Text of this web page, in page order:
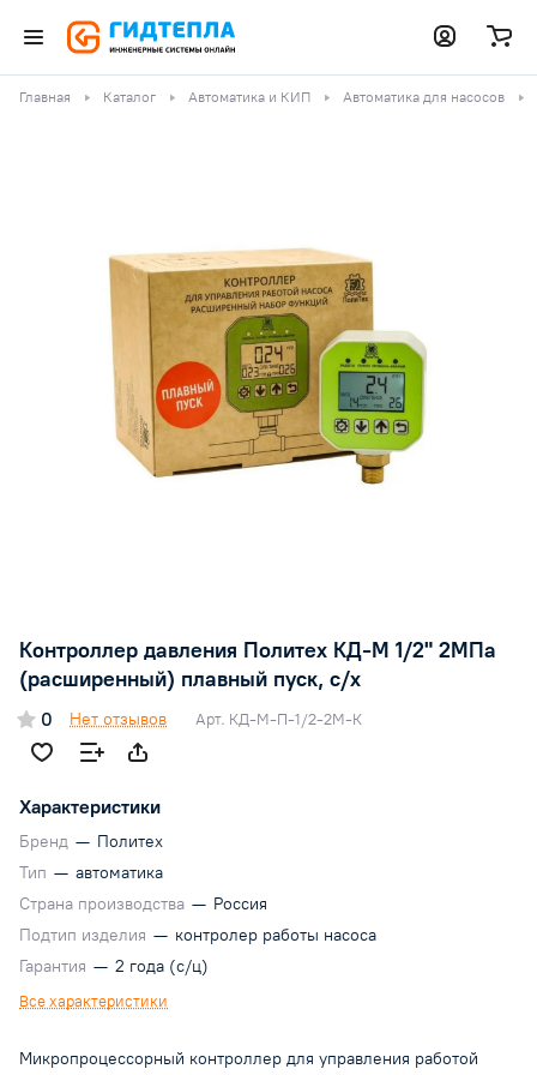
Главная Каталог Автоматика и КИП Автоматика для насосов
Контроллер давления Политех КД-М 1/2" 2МПа
(расширенный) плавный пуск, с/х
0 Нет отзывов Арт. КД-М-П-1/2-2М-К
Характеристики
Бренд — Политех
Тип — автоматика
Страна производства — Россия
Подтип изделия — контролер работы насоса
Гарантия — 2 года (с/ц)
Все характеристики
Микропроцессорный контроллер для управления работой